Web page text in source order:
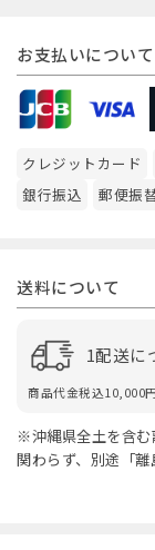
お支払いについて
クレジットカード
銀行振込
郵便振
送料について
1配送に
商品代金税込10,000
※沖縄県全土を含む
関わらず、別途「離